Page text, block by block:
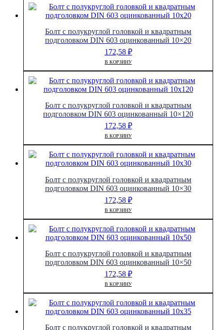
Болт с полукруглой головкой и квадратным
подголовком DIN 603 оцинкованный 10×20
172,58 ₽
В КОРЗИНУ
Болт с полукруглой головкой и квадратным
подголовком DIN 603 оцинкованный 10×120
172,58 ₽
В КОРЗИНУ
Болт с полукруглой головкой и квадратным
подголовком DIN 603 оцинкованный 10×30
172,58 ₽
В КОРЗИНУ
Болт с полукруглой головкой и квадратным
подголовком DIN 603 оцинкованный 10×50
172,58 ₽
В КОРЗИНУ
Болт с полукруглой головкой и квадратным